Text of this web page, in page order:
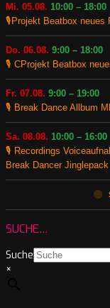
Mi. 05.08. 10:00 – 18:00
🎙️Projekt Beatbox neues
Do. 06.08. 9:00 – 18:00
🎙️ CProjekt Beatbox
Fr. 07.08. 9:00 – 19:00
🎙️ Break Dance Allbum
Sa. 08.08. 10:00 – 16:00
🎙️ Recordings
Break Dancer
🟠
SUCHE…
Suche
×